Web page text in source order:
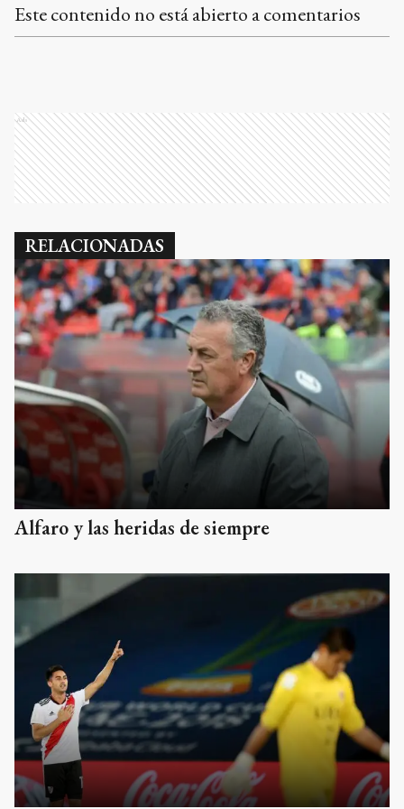
Este contenido no está abierto a comentarios
Ads
RELACIONADAS
Alfaro y las heridas de siempre